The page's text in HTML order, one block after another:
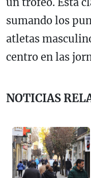
sumando los
atletas
centro en las
NOTICIAS